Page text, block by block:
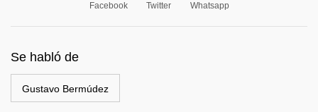
Facebook Twitter Whatsapp
Se habló de
Gustavo Bermúdez